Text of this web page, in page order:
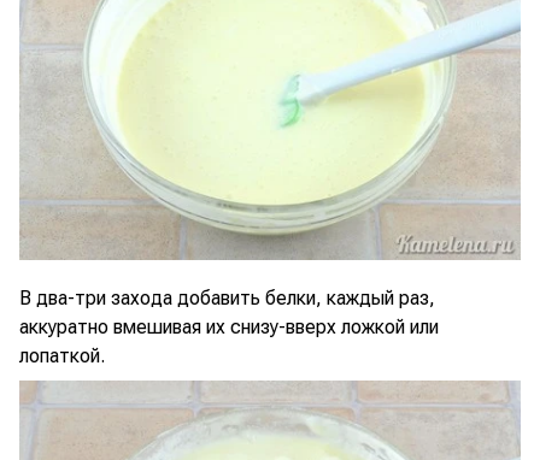
В два-три захода добавить белки, каждый раз,
аккуратно вмешивая их снизу-вверх ложкой или
лопаткой.